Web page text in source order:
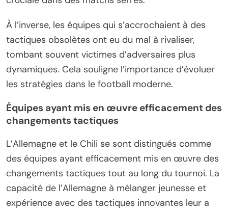
À l’inverse, les équipes qui s’accrochaient à des
tactiques obsolètes ont eu du mal à rivaliser,
tombant souvent victimes d’adversaires plus
dynamiques. Cela souligne l’importance d’évoluer
les stratégies dans le football moderne.
Équipes ayant mis en œuvre efficacement des
changements tactiques
L’Allemagne et le Chili se sont distingués comme
des équipes ayant efficacement mis en œuvre des
changements tactiques tout au long du tournoi. La
capacité de l’Allemagne à mélanger jeunesse et
expérience avec des tactiques innovantes leur a